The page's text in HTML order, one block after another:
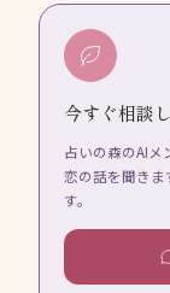
今すぐ相談
占いの森のAIメ
恋の話を聞きま
す。